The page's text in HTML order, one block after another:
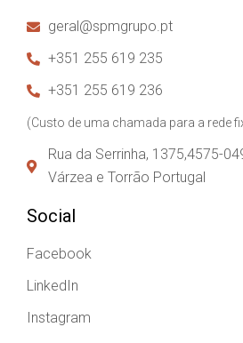
geral@spmgrupo.pt
+351 255 619 235
+351 255 619 236
(Custo de uma chamada para a rede
Rua da Serrinha, 1375,4575-
Várzea e Torrão Portugal
Social
Facebook
LinkedIn
Instagram